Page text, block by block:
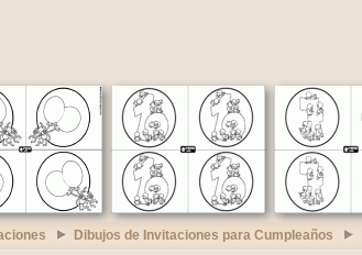
Dibujos de Invitaciones para Cumpleaños